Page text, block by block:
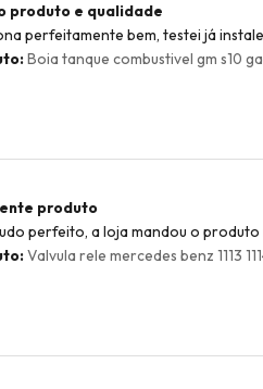
produto e qualidade
perfeitamente bem, testei já
Boia tanque combustivel gm s10
produto
perfeito, a loja mandou o produto
Valvula rele mercedes benz 1113